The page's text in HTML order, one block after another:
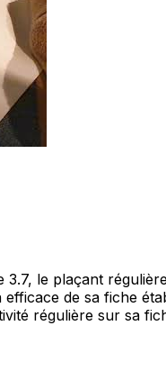
le plaçant
de sa fiche
régulière sur sa